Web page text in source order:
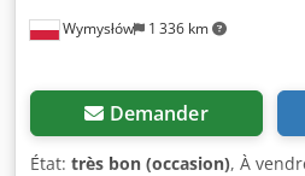
Wymysłów 1 336 km
Demander
État: très bon (occasion), À